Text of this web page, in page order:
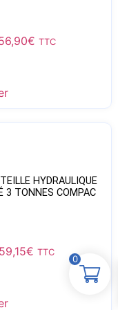
€ TTC
HYDRAULIQUE
3 TONNES COMPAC
59,15€ TTC
0